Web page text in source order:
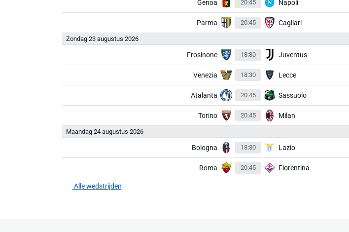
Genoa 20:45 Napoli
Parma 20:45 Cagliari
Zondag 23 augustus 2026
Frosinone 18:30 Juventus
Venezia 18:30 Lecce
Atalanta 20:45 Sassuolo
Torino 20:45 Milan
Maandag 24 augustus 2026
Bologna 18:30 Lazio
Roma 20:45 Fiorentina
Alle wedstrijden